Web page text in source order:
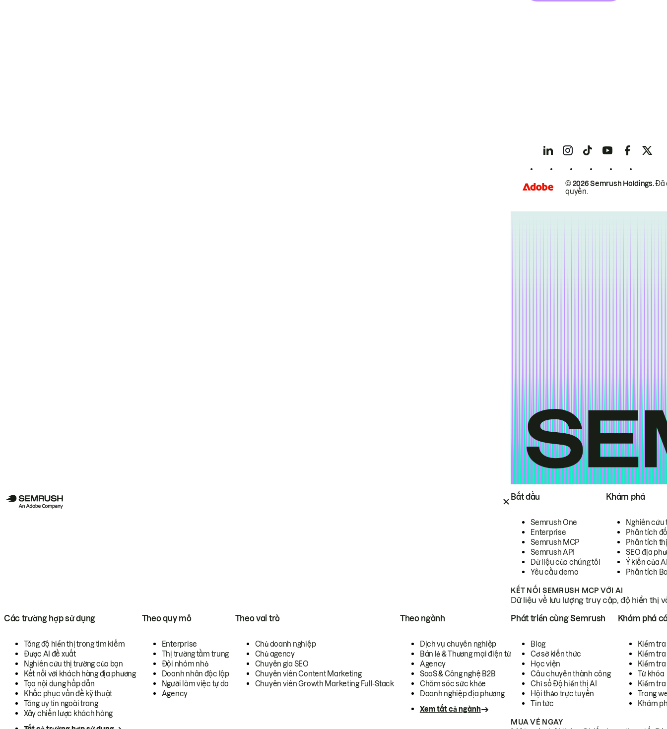
Bắt đầu
Semrush One
Enterprise
Semrush MCP
Semrush API
Dữ liệu của chúng tôi
Yêu cầu demo
Khám phá
Nghiên cứu
Phân tích
Phân tích
SEO địa
Ý kiến của
Phân tích
KẾT NỐI SEMRUSH MCP VỚI AI
Dữ liệu về lưu lượng truy cập, độ hiển thị
Các trường hợp sử dụng
Tăng độ hiển thị trong tìm kiếm
Được AI đề xuất
Nghiên cứu thị trường của bạn
Kết nối với khách hàng địa phương
Tạo nội dung hấp dẫn
Khắc phục vấn đề kỹ thuật
Tăng uy tín ngoài trang
Xây chiến lược khách hàng
Theo quy mô
Enterprise
Thị trường tầm trung
Đội nhóm nhỏ
Doanh nhân độc lập
Người làm việc tự do
Agency
Theo vai trò
Chủ doanh nghiệp
Chủ agency
Chuyên gia SEO
Chuyên viên Content Marketing
Chuyên viên Growth Marketing Full-Stack
Theo ngành
Dịch vụ chuyên nghiệp
Bán lẻ & Thương mại điện tử
Agency
SaaS & Công nghệ B2B
Chăm sóc sức khỏe
Doanh nghiệp địa phương
Xem tất cả ngành
Phát triển cùng Semrush
Blog
Cơ sở kiến thức
Học viện
Câu chuyên thành công
Chỉ số Độ hiển thị AI
Hội thảo trực tuyến
Tin tức
Khám phá
Kiểm
Kiểm tra
Kiểm
Từ khóa
Kiểm
Trang
Khám
MUA VÉ NGAY
© 2026 Semrush Holdings.Đã
quyền.